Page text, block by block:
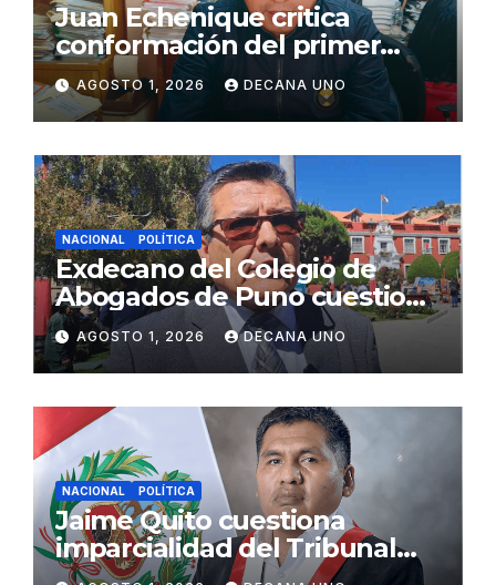
Juan Echenique critica
conformación del primer
gabinete ministerial de Keiko
Fujimori
AGOSTO 1, 2026 DECANA UNO
NACIONAL POLÍTICA
Exdecano del Colegio de
Abogados de Puno cuestiona
propuestas sobre seguridad
ciudadana
AGOSTO 1, 2026 DECANA UNO
NACIONAL POLÍTICA
Jaime Quito cuestiona
imparcialidad del Tribunal
Constitucional tras liberación